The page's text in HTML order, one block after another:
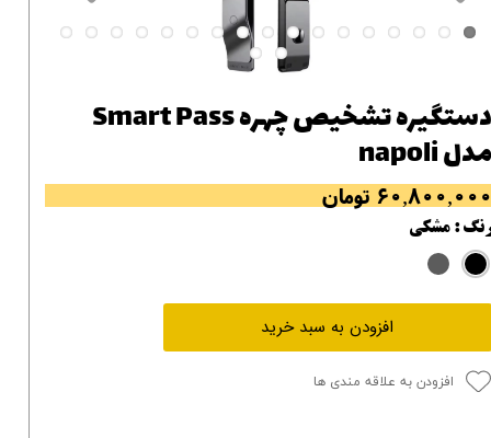
دستگیره تشخیص چهره Smart Pass
مدل napoli
۶۰,۸۰۰,۰۰۰ تومان
رنگ: مشکی
افزودن به سبد خرید
افزودن به علاقه مندی ها